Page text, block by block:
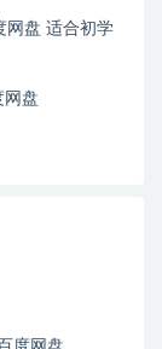
网盘 适合初学
网盘